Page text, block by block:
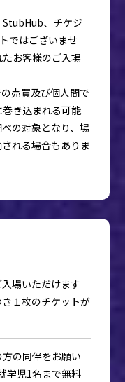
、チケジ
ではございませ
お客様のご入場
売買及び個人間で
き込まれる可能
の対象となり、場
れる場合もありま
場いただけます
き１枚のチケットが
の同伴をお願い
学児1名まで無料